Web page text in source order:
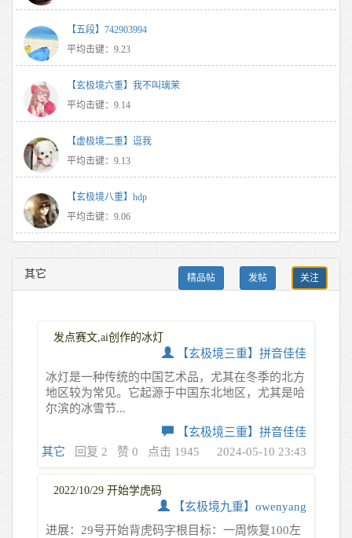
【五段】742903994
平均击键：9.23
【玄极境六重】我不叫璃茉
平均击键：9.14
【虚极境二重】逗我
平均击键：9.13
【玄极境八重】hdp
平均击键：9.06
其它 关注
发帖
精品帖
发点赛文,ai创作的冰灯
【玄极境三重】拼音佳佳
冰灯是一种传统的中国艺术品，尤其在冬季的北方
地区较为常见。它起源于中国东北地区，尤其是哈
尔滨的冰雪节...
【玄极境三重】拼音佳佳
2024-05-10 23:43
其它 回复 2 赞 0 点击 1945
2022/10/29 开始学虎码
【玄极境九重】owenyang
进展：29号开始背虎码字根目标：一周恢复100左